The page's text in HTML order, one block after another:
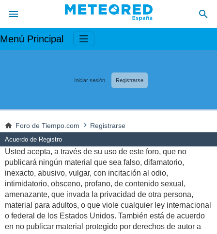
Menú Principal
Iniciar sesión Registrarse
Foro de Tiempo.com Registrarse
Acuerdo de Registro
Usted acepta, a través de su uso de este foro, que no
publicará ningún material que sea falso, difamatorio,
inexacto, abusivo, vulgar, con incitación al odio,
intimidatorio, obsceno, profano, de contenido sexual,
amenazante, que invada la privacidad de otra persona,
material para adultos, o que viole cualquier ley internacional
o federal de los Estados Unidos. También está de acuerdo
en no publicar material protegido por derechos de autor a